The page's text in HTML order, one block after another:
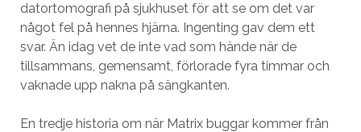
datortomografi på sjukhuset för att se om det var
något fel på hennes hjärna. Ingenting gav dem ett
svar. Än idag vet de inte vad som hände när de
tillsammans, gemensamt, förlorade fyra timmar och
vaknade upp nakna på sängkanten.
En tredje historia om när Matrix buggar kommer från